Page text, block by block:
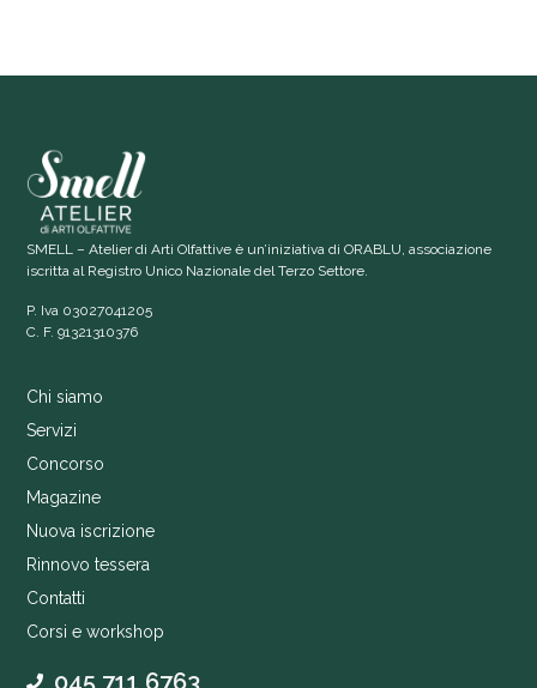
SMELL – Atelier di Arti Olfattive è un’iniziativa di ORABLU, associazione
iscritta al Registro Unico Nazionale del Terzo Settore.
P. Iva 03027041205
C. F. 91321310376
Chi siamo
Servizi
Concorso
Magazine
Nuova iscrizione
Rinnovo tessera
Contatti
Corsi e workshop
045 711 6763